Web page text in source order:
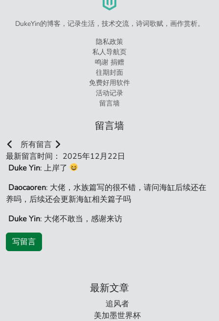
DukeYin的博客，记录生活，技术交流，诗词歌赋，画作赏析。
隐私政策
私人导航页
鸣谢 捐赠
往期封面
免费好用软件
活动记录
留言墙
留言墙
所有留言
最新留言时间： 2025年12月22日
Duke Yin: 上岸了
Daocaoren: 大佬，水族篇写的很不错，请问海缸后续还在
养吗，后续还会更新海缸相关篇子吗
Duke Yin: 大佬不敢当，感谢来访
写留言
最新文章
追风者
美加墨世界杯